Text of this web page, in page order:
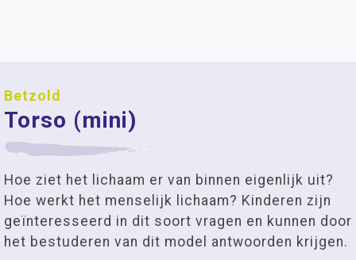
Betzold
Torso (mini)
Hoe ziet het lichaam er van binnen eigenlijk uit?
Hoe werkt het menselijk lichaam? Kinderen zijn
geïnteresseerd in dit soort vragen en kunnen door
het bestuderen van dit model antwoorden krijgen.